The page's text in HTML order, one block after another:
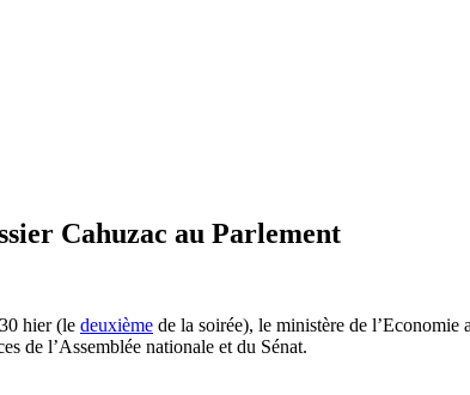
Cahuzac au Parlement
hier (le deuxième de la soirée), le ministère de
de l’Assemblée nationale et du Sénat.